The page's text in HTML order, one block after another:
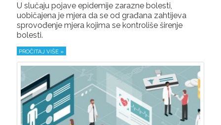
U slučaju pojave epidemije zarazne bolesti,
uobičajena je mjera da se od građana zahtijeva
sprovođenje mjera kojima se kontroliše širenje
bolesti.
PROČITAJ VIŠE »